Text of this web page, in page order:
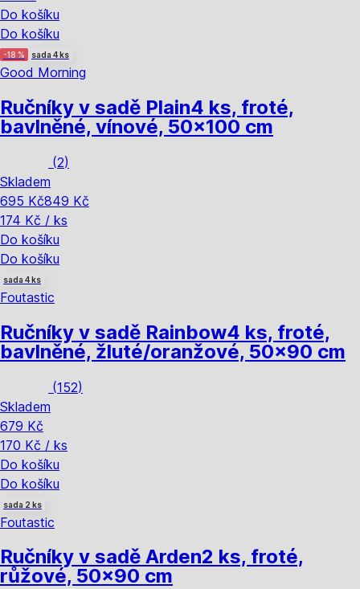
Do košíku
Do košíku
-18 % sada 4 ks
Good Morning
Ručníky v sadě Plain4 ks, froté,
bavlněné, vínové, 50x100 cm
(2)
Skladem
695 Kč849 Kč
174 Kč / ks
Do košíku
Do košíku
sada 4 ks
Foutastic
Ručníky v sadě Rainbow4 ks, froté,
bavlněné, žluté/oranžové, 50x90 cm
(152)
Skladem
679 Kč
170 Kč / ks
Do košíku
Do košíku
sada 2 ks
Foutastic
Ručníky v sadě Arden2 ks, froté,
růžové, 50x90 cm